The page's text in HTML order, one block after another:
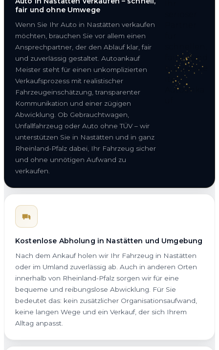
fair und ohne Umwege
Wenn Sie Ihr Auto in Nastätten verkaufen
möchten, brauchen Sie vor allem einen
Ansprechpartner, der den Ablauf klar, fair
und zuverlässig gestaltet. Autoankauf
Meister steht für einen unkomplizierten
Verkaufsprozess mit realistischer
Fahrzeugeinschätzung, transparenter
Kommunikation und einer zügigen
Abwicklung. Ob Gebrauchtwagen,
Unfallfahrzeug oder Auto ohne TÜV – wir
unterstützen Sie in Nastätten und in ganz
Rheinland-Pfalz dabei, Ihr Fahrzeug sicher
und ohne unnötigen Aufwand zu
verkaufen.
Kostenlose Abholung in Nastätten und Umgebung
Nach dem Ankauf holen wir Ihr Fahrzeug in Nastätten
oder im Umland zuverlässig ab. Auch in anderen Orten
innerhalb von Rheinland-Pfalz sorgen wir für eine
bequeme und reibungslose Abwicklung. Für Sie
bedeutet das: kein zusätzlicher Organisationsaufwand,
keine langen Wege und ein Verkauf, der sich Ihrem
Alltag anpasst.